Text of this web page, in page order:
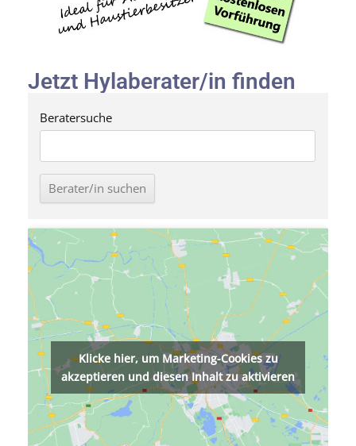
Jetzt Hylaberater/in finden
Beratersuche
Klicke hier, um Marketing-Cookies zu
akzeptieren und diesen Inhalt zu aktivieren